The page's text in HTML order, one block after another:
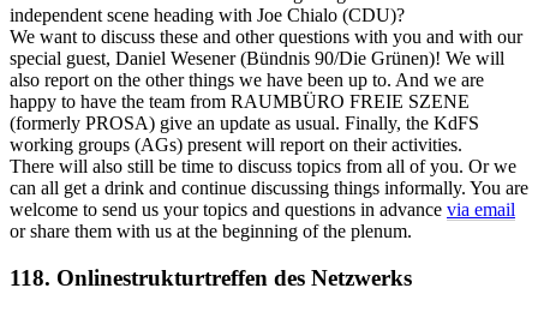
independent scene heading with Joe Chialo (CDU)?
We want to discuss these and other questions with you and with our
special guest, Daniel Wesener (Bündnis 90/Die Grünen)! We will
also report on the other things we have been up to. And we are
happy to have the team from RAUMBÜRO FREIE SZENE
(formerly PROSA) give an update as usual. Finally, the KdFS
working groups (AGs) present will report on their activities.
There will also still be time to discuss topics from all of you. Or we
can all get a drink and continue discussing things informally. You are
welcome to send us your topics and questions in advance via email
or share them with us at the beginning of the plenum.
118. Onlinestrukturtreffen des Netzwerks